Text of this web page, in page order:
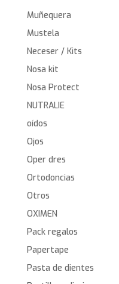
Muñequera
Mustela
Neceser / Kits
Nosa kit
Nosa Protect
NUTRALIE
oídos
Ojos
Oper dres
Ortodoncias
Otros
OXIMEN
Pack regalos
Papertape
Pasta de dientes